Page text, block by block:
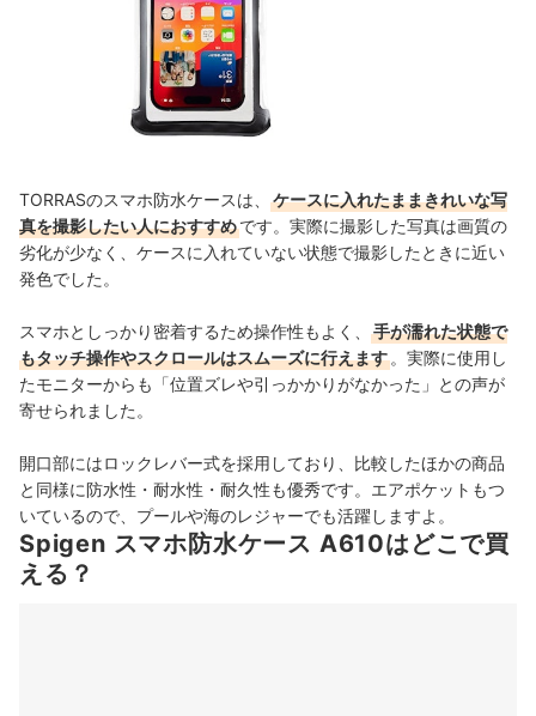
TORRASのスマホ防水ケースは、
ケースに入れたままきれいな写
真を撮影したい人におすすめです。実際に撮影した写真は画質の
劣化が少なく、ケースに入れていない状態で撮影したときに近い
発色でした。
スマホとしっかり密着するため操作性もよく、
手が濡れた状態で
もタッチ操作やスクロールはスムーズに行えます 。実際に使用し
たモニターからも「位置ズレや引っかかりがなかった」との声が
寄せられました。
開口部にはロックレバー式を採用しており、比較したほかの商品
と同様に防水性・耐水性・耐久性も優秀です。エアポケットもつ
いているので、プールや海のレジャーでも活躍しますよ。
Spigen スマホ防水ケース A610はどこで買
える？